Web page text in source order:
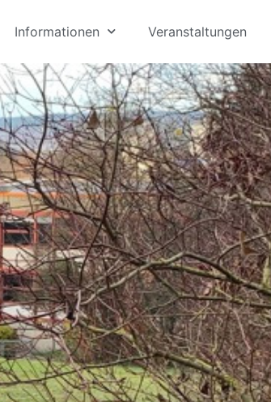
Informationen Veranstaltungen